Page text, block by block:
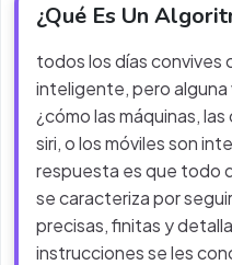
¿Qué Es Un
todos los días convives
inteligente, pero
¿cómo las máquinas,
siri, o los móviles son
respuesta es que todo
se caracteriza por
precisas, finitas y
instrucciones se les